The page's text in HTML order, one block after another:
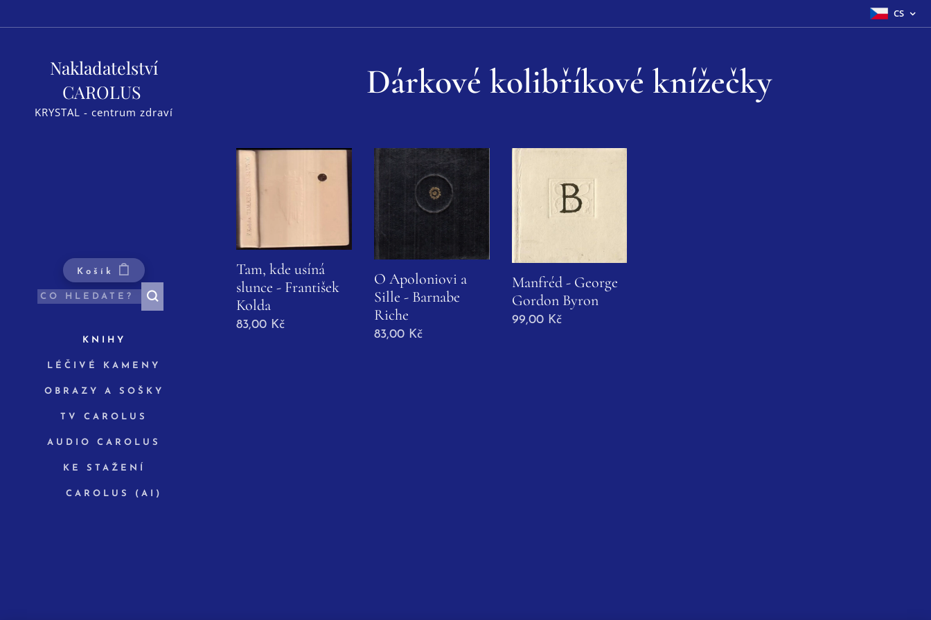
CS
Nakladatelství
CAROLUS
KRYSTAL - centrum zdraví
Košík
KNIHY
LÉČIVÉ KAMENY
OBRAZY A SOŠKY
TV CAROLUS
AUDIO CAROLUS
KE STAŽENÍ
✨ CAROLUS (AI)
Dárkové kolibříkové knížečky
Tam, kde usíná
slunce - František
Kolda
83,00 Kč
O Apoloniovi a
Sille - Barnabe
Riche
83,00Kč
Manfréd - George
Gordon Byron
99,00Kč